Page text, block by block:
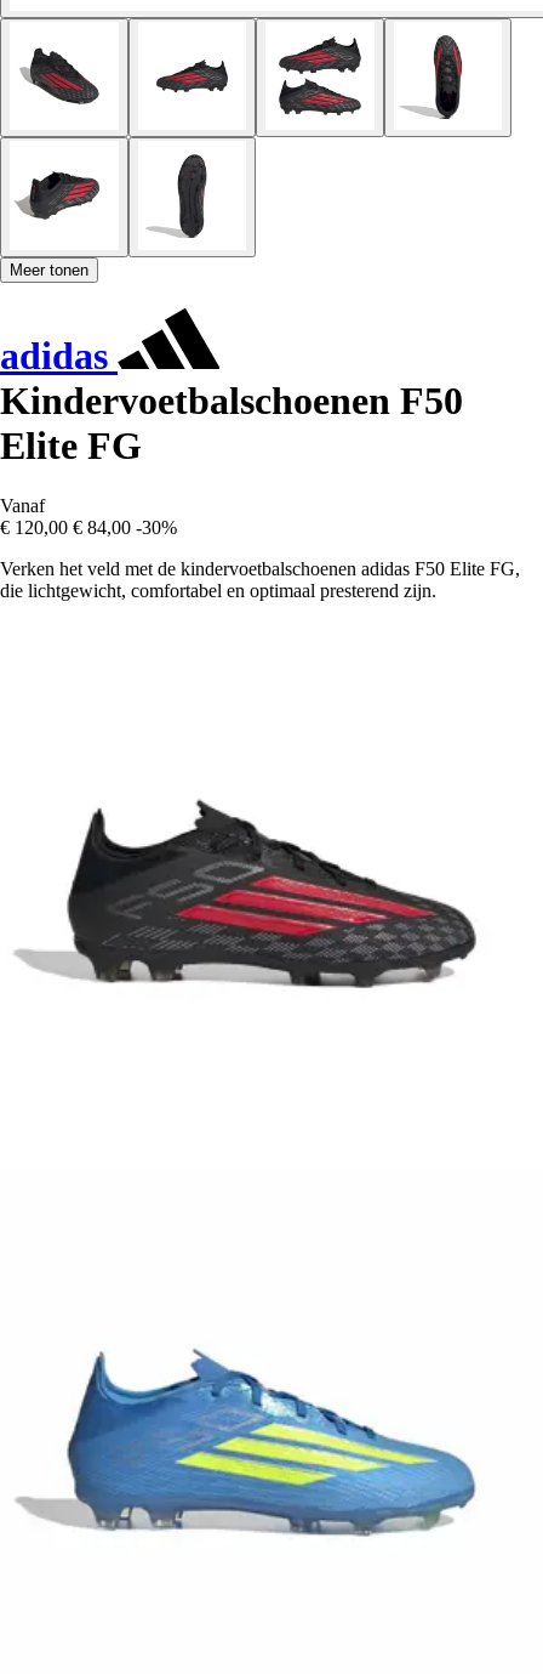
Meer tonen
adidas
Kindervoetbalschoenen F50
Elite FG
Vanaf
€ 120,00 € 84,00 -30%
Verken het veld met de kindervoetbalschoenen adidas F50 Elite FG,
die lichtgewicht, comfortabel en optimaal presterend zijn.